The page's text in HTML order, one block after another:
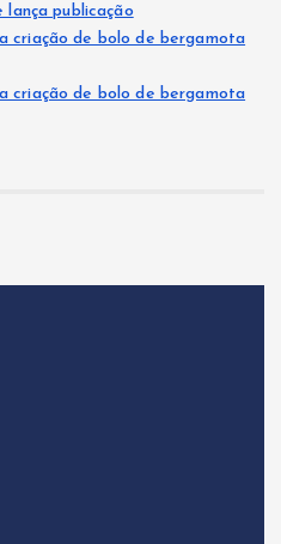
publicação
criação de bolo de bergamota
criação de bolo de bergamota